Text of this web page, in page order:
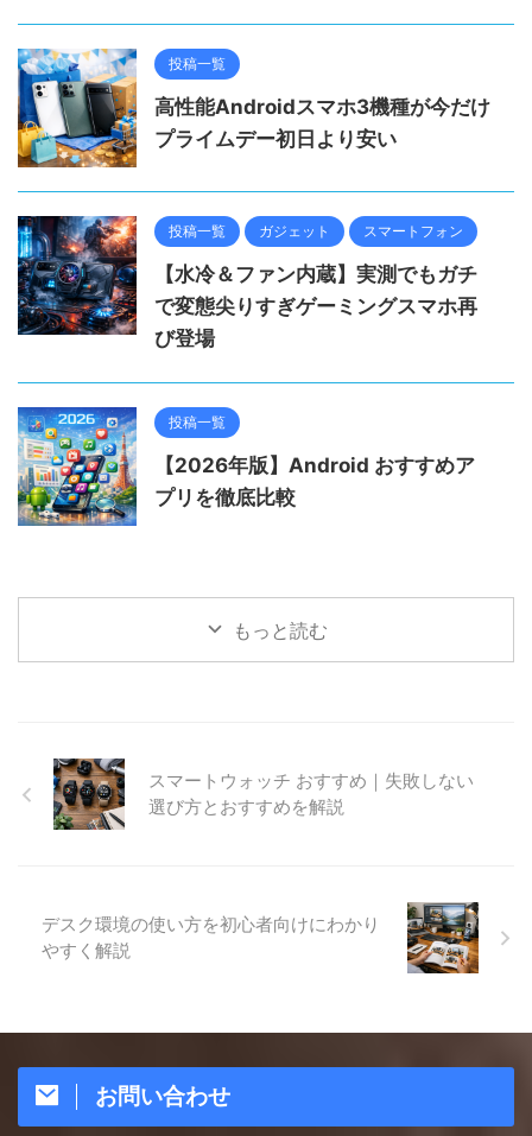
投稿一覧
高性能Androidスマホ3機種が今だけ
プライムデー初日より安い
投稿一覧 ガジェット スマートフォン
【水冷＆ファン内蔵】実測でもガチ
で変態尖りすぎゲーミングスマホ再
び登場
投稿一覧
【2026年版】Android おすすめア
プリを徹底比較
もっと読む
スマートウォッチ おすすめ｜失敗しない
選び方とおすすめを解説
デスク環境の使い方を初心者向けにわかり
やすく解説
お問い合わせ